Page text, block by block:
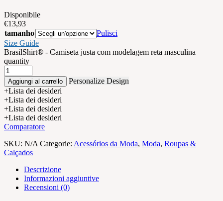
Disponibile
€13,93
tamanho
Pulisci
Size Guide
BrasilShirt® - Camiseta justa com modelagem reta masculina
quantity
Aggiungi al carrello
Personalize Design
+Lista dei desideri
+Lista dei desideri
+Lista dei desideri
+Lista dei desideri
Comparatore
SKU: N/A Categorie: Acessórios da Moda, Moda, Roupas &
Calçados
Descrizione
Informazioni aggiuntive
Recensioni (0)